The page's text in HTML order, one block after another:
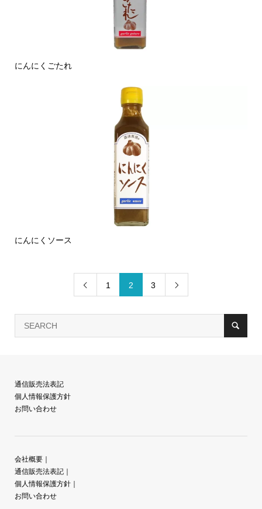
にんにくごたれ
にんにくソース
 1 2 3 
通信販売法表記
個人情報保護方針
お問い合わせ
会社概要｜
通信販売法表記｜
個人情報保護方針｜
お問い合わせ